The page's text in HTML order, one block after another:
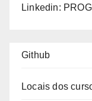
Linkedin:
Github
Locais dos